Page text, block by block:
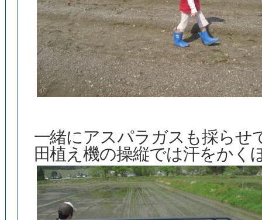
一緒にアスパラガスも採らせ
田植え機の操縦では汗をかく